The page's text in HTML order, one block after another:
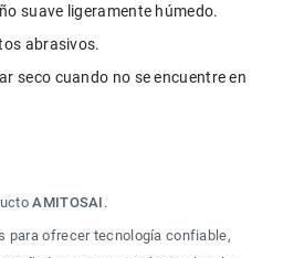
suave ligeramente húmedo.
abrasivos.
seco cuando no se encuentre en
AMITOSAI .
para ofrecer tecnología confiable,